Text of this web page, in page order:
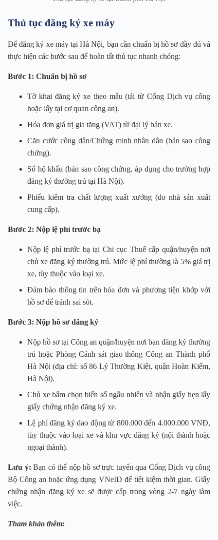
Thủ tục đăng ký xe máy
Để đăng ký xe máy tại Hà Nội, bạn cần chuẩn bị hồ sơ đầy đủ và
thực hiện các bước sau để hoàn tất thủ tục nhanh chóng:
Bước 1: Chuẩn bị hồ sơ
Tờ khai đăng ký xe theo mẫu (tải từ Cổng Dịch vụ công
hoặc lấy tại cơ quan công an).
Hóa đơn giá trị gia tăng (VAT) từ đại lý bán xe.
Căn cước công dân/Chứng minh nhân dân (bản sao công
chứng).
Sổ hộ khẩu (bản sao công chứng, áp dụng cho trường hợp
đăng ký thường trú tại Hà Nội).
Phiếu kiểm tra chất lượng xuất xưởng (do nhà sản xuất
cung cấp).
Bước 2: Nộp lệ phí trước bạ
Nộp lệ phí trước bạ tại Chi cục Thuế cấp quận/huyện nơi
chủ xe đăng ký thường trú. Mức lệ phí thường là 5% giá trị
xe, tùy thuộc vào loại xe.
Đảm bảo thông tin trên hóa đơn và phương tiện khớp với
hồ sơ để tránh sai sót.
Bước 3: Nộp hồ sơ đăng ký
Nộp hồ sơ tại Công an quận/huyện nơi bạn đăng ký thường
trú hoặc Phòng Cảnh sát giao thông Công an Thành phố
Hà Nội (địa chỉ: số 86 Lý Thường Kiệt, quận Hoàn Kiếm,
Hà Nội).
Chủ xe bấm chọn biển số ngẫu nhiên và nhận giấy hẹn lấy
giấy chứng nhận đăng ký xe.
Lệ phí đăng ký dao động từ 800.000 đến 4.000.000 VNĐ,
tùy thuộc vào loại xe và khu vực đăng ký (nội thành hoặc
ngoại thành).
Lưu ý: Bạn có thể nộp hồ sơ trực tuyến qua Cổng Dịch vụ công
Bộ Công an hoặc ứng dụng VNeID để tiết kiệm thời gian. Giấy
chứng nhận đăng ký xe sẽ được cấp trong vòng 2-7 ngày làm
việc.
Tham khảo thêm: